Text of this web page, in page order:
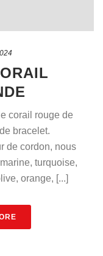
corail rouge de
bracelet.
de cordon, nous
turquoise,
orange, [...]